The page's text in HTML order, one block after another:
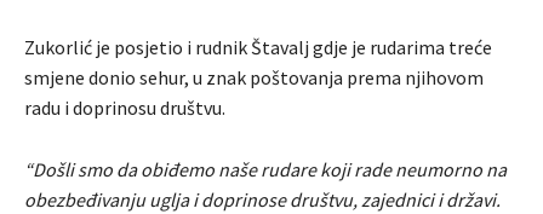
Zukorlić je posjetio i rudnik Štavalj gdje je rudarima treće
smjene donio sehur, u znak poštovanja prema njihovom
radu i doprinosu društvu.
“Došli smo da obiđemo naše rudare koji rade neumorno na
obezbeđivanju uglja i doprinose društvu, zajednici i državi.